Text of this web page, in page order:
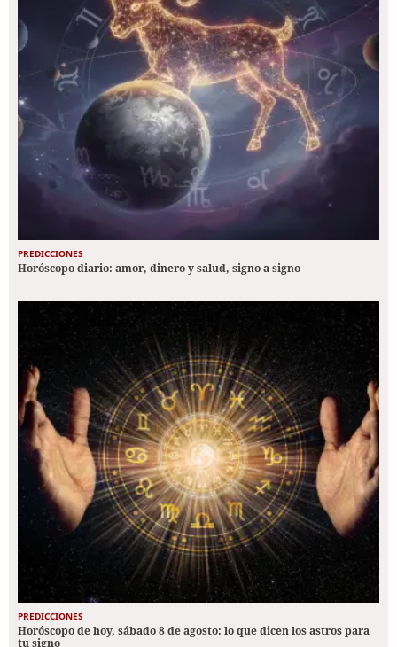
PREDICCIONES
Horóscopo diario: amor, dinero y salud, signo a signo
PREDICCIONES
Horóscopo de hoy, sábado 8 de agosto: lo que dicen los astros para
tu signo